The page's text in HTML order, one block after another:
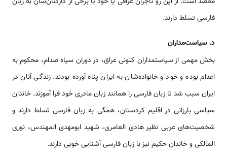
فارسی تسلط دارند.
د. سیاست‌مداران
بخش مهمی از سیاستمداران کنونی عراق، در دوران سیاه صدام، محکوم به
اعدام بوده و خود و خانواده‌شان به ایران پناه آورده‌ بودند. زندگی آنان در
ایران سبب شد تا زبان فارسی را همانند زبان مادری خود فرا آموزند. خاندان
سیاسی بارزانی در اقلیم کردستان، همگی به زبان فارسی تسلط دارند و
شخصیت‌های عربی نظیر هادی العامری، شهید ابومهدی المهندس، نوری
المالکی و خاندان حکیم نیز با زبان فارسی آشنایی خوبی دارند.